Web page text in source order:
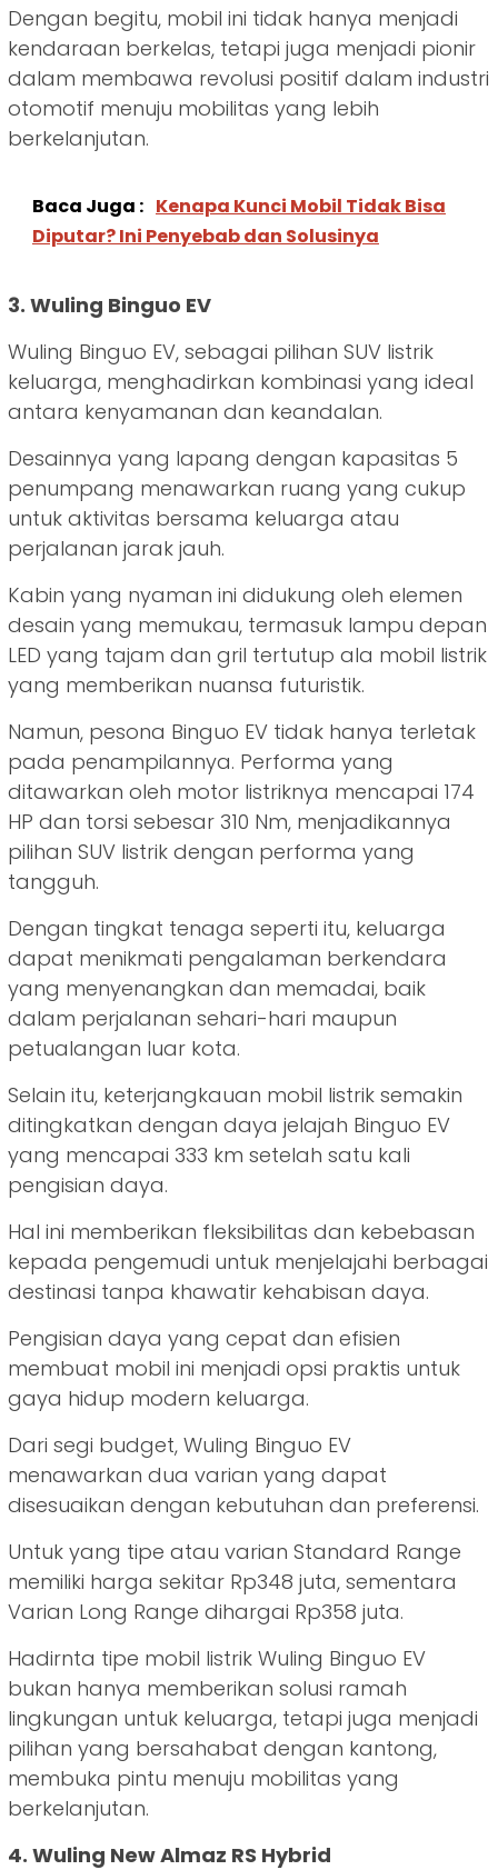
Dengan begitu, mobil ini tidak hanya menjadi
kendaraan berkelas, tetapi juga menjadi pionir
dalam membawa revolusi positif dalam industri
otomotif menuju mobilitas yang lebih
berkelanjutan.
Baca Juga : Kenapa Kunci Mobil Tidak Bisa
Diputar? Ini Penyebab dan Solusinya
3. Wuling Binguo EV
Wuling Binguo EV, sebagai pilihan SUV listrik
keluarga, menghadirkan kombinasi yang ideal
antara kenyamanan dan keandalan.
Desainnya yang lapang dengan kapasitas 5
penumpang menawarkan ruang yang cukup
untuk aktivitas bersama keluarga atau
perjalanan jarak jauh.
Kabin yang nyaman ini didukung oleh elemen
desain yang memukau, termasuk lampu depan
LED yang tajam dan gril tertutup ala mobil listrik
yang memberikan nuansa futuristik.
Namun, pesona Binguo EV tidak hanya terletak
pada penampilannya. Performa yang
ditawarkan oleh motor listriknya mencapai 174
HP dan torsi sebesar 310 Nm, menjadikannya
pilihan SUV listrik dengan performa yang
tangguh.
Dengan tingkat tenaga seperti itu, keluarga
dapat menikmati pengalaman berkendara
yang menyenangkan dan memadai, baik
dalam perjalanan sehari-hari maupun
petualangan luar kota.
Selain itu, keterjangkauan mobil listrik semakin
ditingkatkan dengan daya jelajah Binguo EV
yang mencapai 333 km setelah satu kali
pengisian daya.
Hal ini memberikan fleksibilitas dan kebebasan
kepada pengemudi untuk menjelajahi berbagai
destinasi tanpa khawatir kehabisan daya.
Pengisian daya yang cepat dan efisien
membuat mobil ini menjadi opsi praktis untuk
gaya hidup modern keluarga.
Dari segi budget, Wuling Binguo EV
menawarkan dua varian yang dapat
disesuaikan dengan kebutuhan dan preferensi.
Untuk yang tipe atau varian Standard Range
memiliki harga sekitar Rp348 juta, sementara
Varian Long Range dihargai Rp358 juta.
Hadirnta tipe mobil listrik Wuling Binguo EV
bukan hanya memberikan solusi ramah
lingkungan untuk keluarga, tetapi juga menjadi
pilihan yang bersahabat dengan kantong,
membuka pintu menuju mobilitas yang
berkelanjutan.
4. Wuling New Almaz RS Hybrid